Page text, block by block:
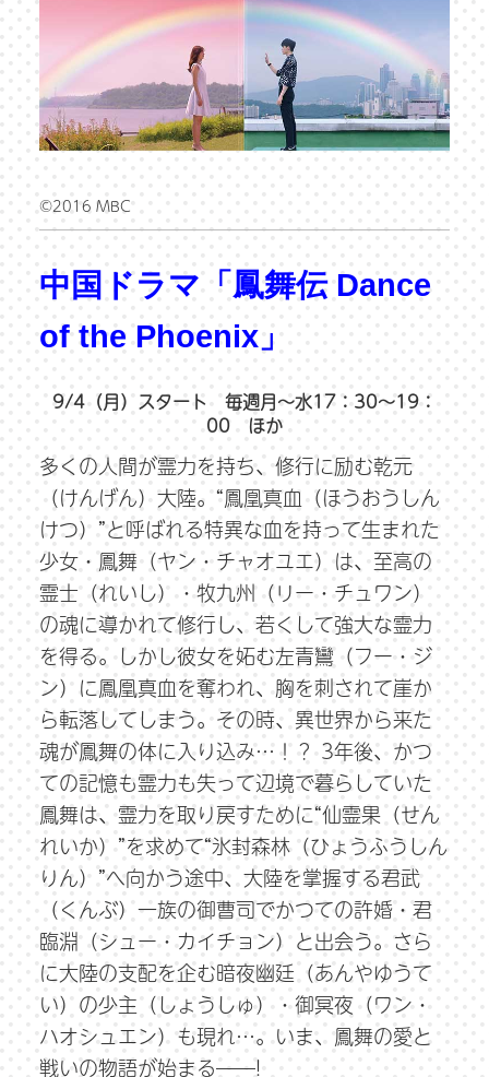
©2016 MBC
中国ドラマ「鳳舞伝 Dance
of the Phoenix」
9/4（月）スタート 毎週月～水17：30～19：
00 ほか
多くの人間が霊力を持ち、修行に励む乾元
（けんげん）大陸。“鳳凰真血（ほうおうしん
けつ）”と呼ばれる特異な血を持って生まれた
少女・鳳舞（ヤン・チャオユエ）は、至高の
霊士（れいし）・牧九州（リー・チュワン）
の魂に導かれて修行し、若くして強大な霊力
を得る。しかし彼女を妬む左青鸞（フー・ジ
ン）に鳳凰真血を奪われ、胸を刺されて崖か
ら転落してしまう。その時、異世界から来た
魂が鳳舞の体に入り込み…！？ 3年後、かつ
ての記憶も霊力も失って辺境で暮らしていた
鳳舞は、霊力を取り戻すために“仙霊果（せん
れいか）”を求めて“氷封森林（ひょうふうしん
りん）”へ向かう途中、大陸を掌握する君武
（くんぶ）一族の御曹司でかつての許婚・君
臨淵（シュー・カイチョン）と出会う。さら
に大陸の支配を企む暗夜幽廷（あんやゆうて
い）の少主（しょうしゅ）・御冥夜（ワン・
ハオシュエン）も現れ…。いま、鳳舞の愛と
戦いの物語が始まる――!